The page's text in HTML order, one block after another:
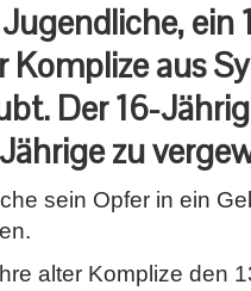
ein
Komplize aus
Der 16-
zu
sein Opfer in ein
alter Komplize den